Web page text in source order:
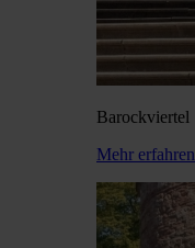
Barock­viertel
Mehr erfahren